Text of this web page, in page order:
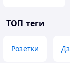
ТОП теги
Розетки